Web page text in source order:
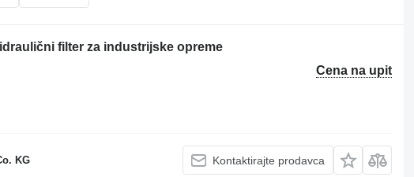
filter za industrijske opreme
Cena na upit
KG Kontaktirajte prodavca